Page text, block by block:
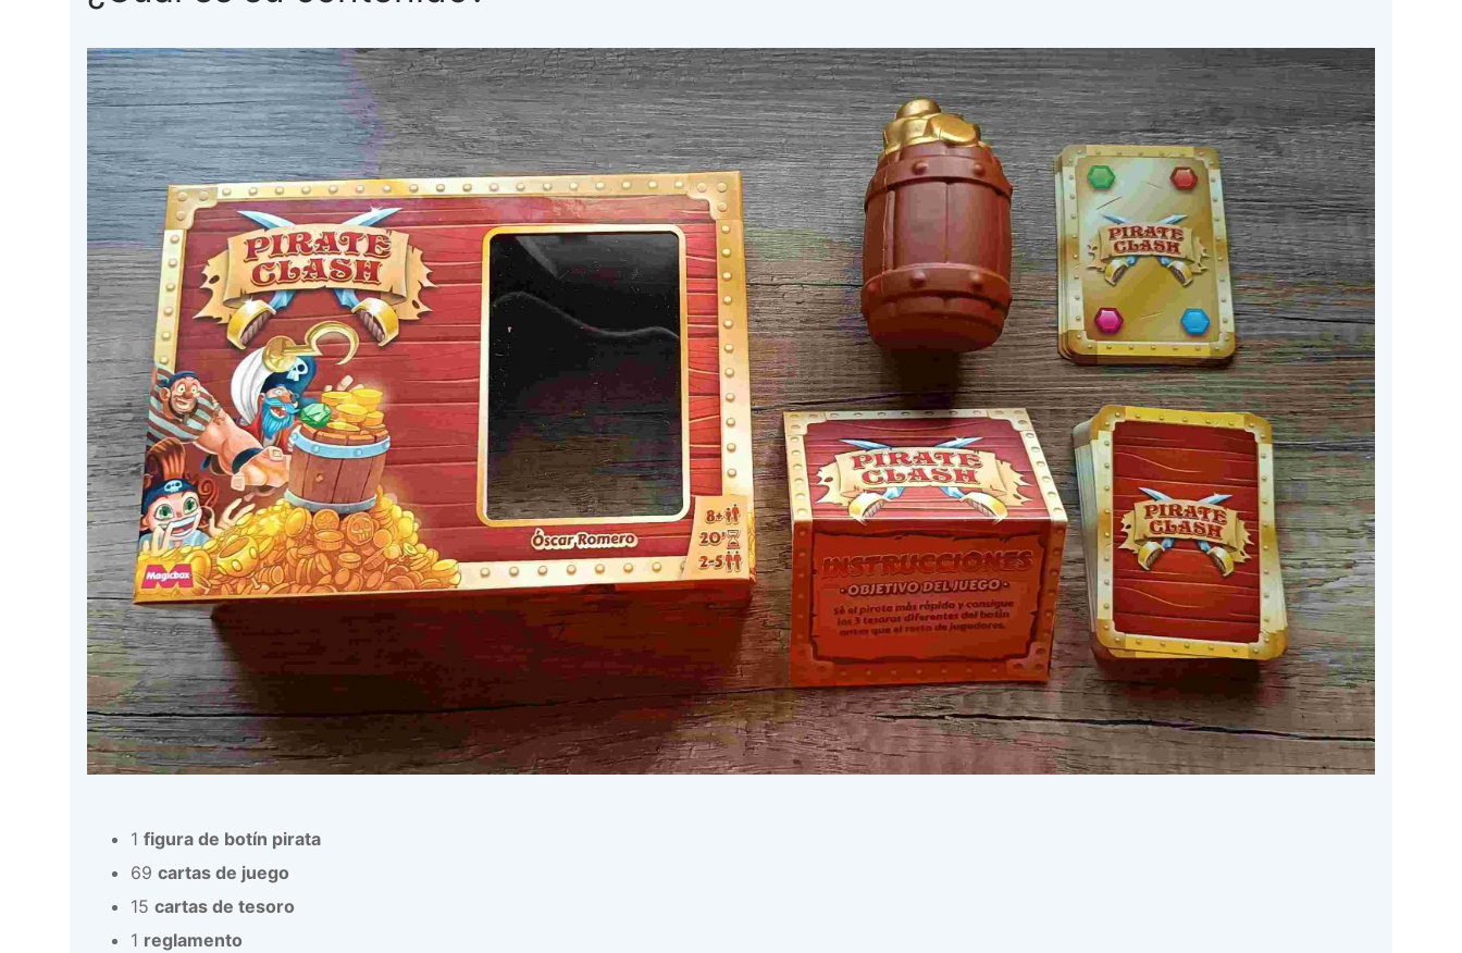
1 figura de botín pirata
69 cartas de juego
15 cartas de tesoro
1 reglamento